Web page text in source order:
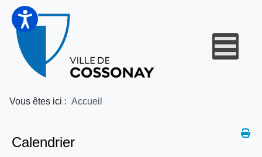
Vous êtes ici : Accueil
Calendrier